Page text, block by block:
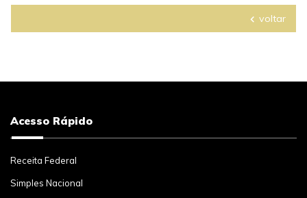
voltar
Acesso Rápido
Receita Federal
Simples Nacional